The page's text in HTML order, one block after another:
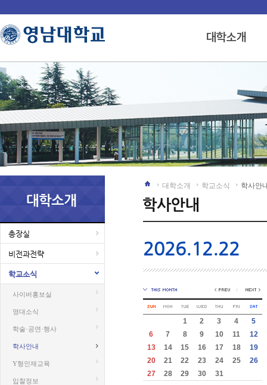
총장실
비전과전략
학교소식
사이버홍보실
영대소식
학술·공연·행사
학사안내
Y형인재교육
입찰정보
대학소개 학교소식 학사안
2026.12.22
1 2 3 4
5
6
7 8 9 10 11
12
13
14 15 16 17 18
19
20
21 22 23 24 25
26
27
28 29 30 31